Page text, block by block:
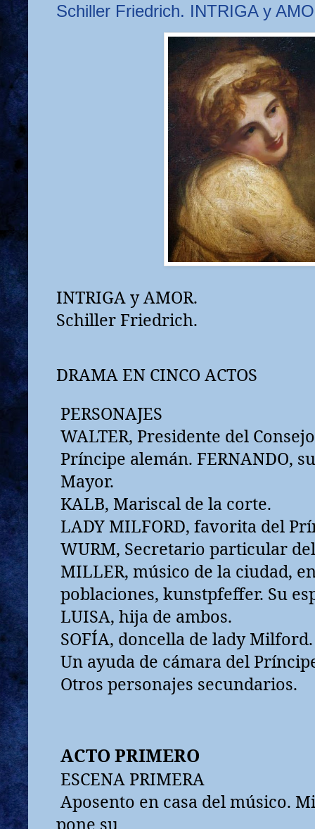
Schiller Friedrich. INTRIGA y
INTRIGA y AMOR.
Schiller Friedrich.
DRAMA EN CINCO ACTOS
PERSONAJES
WALTER, Presidente del
Príncipe alemán. FERNANDO,
Mayor.
KALB, Mariscal de la corte.
LADY MILFORD, favorita del
WURM, Secretario particular
MILLER, músico de la ciudad,
poblaciones, kunstpfeffer. Su
LUISA, hija de ambos.
SOFÍA, doncella de lady Milford.
Un ayuda de cámara del
Otros personajes secundarios.
ACTO PRIMERO
ESCENA PRIMERA
Aposento en casa del músico.
pone su